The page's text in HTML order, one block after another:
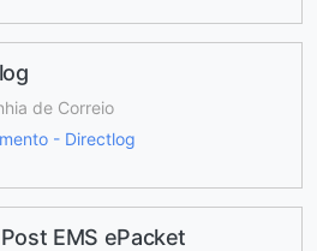
de Correio
- Directlog
EMS ePacket